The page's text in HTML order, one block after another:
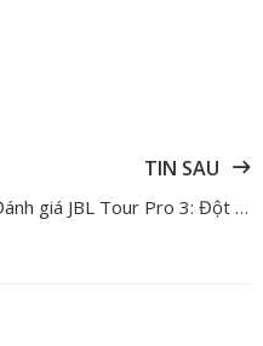
TIN SAU
Đánh giá JBL Tour Pro 3: Đột phá trong phân khúc tai nghe cao cấp